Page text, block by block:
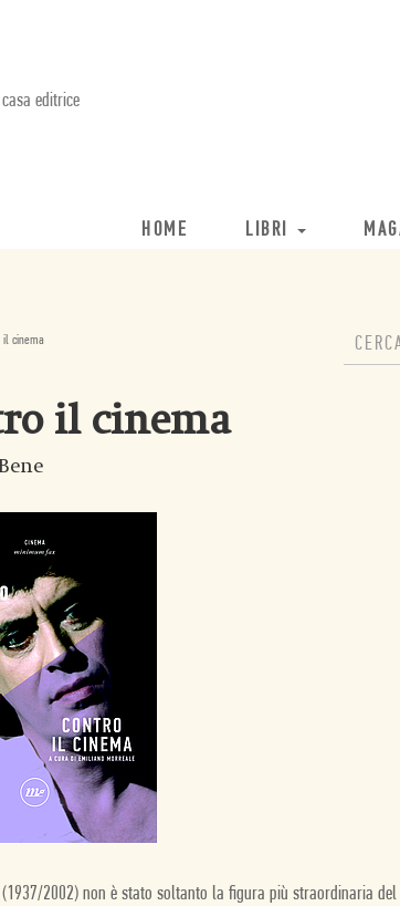
editrice
HOME LIBRI
il cinema
il cinema
(1937/2002) non è stato soltanto la figura più straordinaria